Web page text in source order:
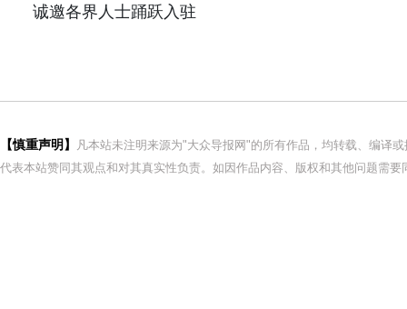
诚邀各界人士踊跃入驻
【慎重声明】
凡本站未注明来源为"大众导报网"的所有作品，均转载、编译
代表本站赞同其观点和对其真实性负责。如因作品内容、版权和其他问题需